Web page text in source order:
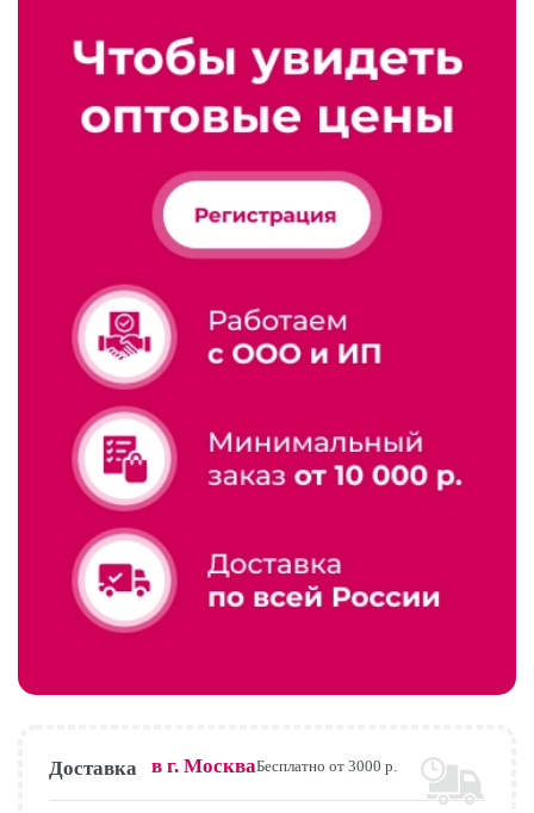
Доставка в г. МоскваБесплатно от 3000 р.